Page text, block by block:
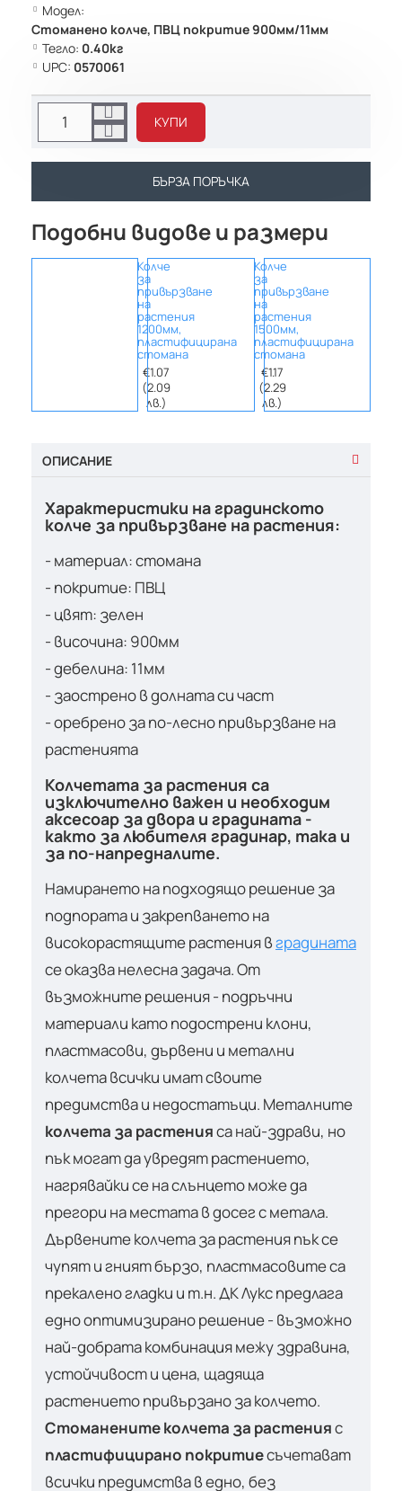
Модел:
Стоманено колче, ПВЦ покритие 900мм/11мм
Тегло: 0.40кг
UPC: 0570061
КУПИ
БЪРЗА ПОРЪЧКА
Подобни видове и размери
Колче
за
привързване
на
растения
1200мм,
пластифицирана
стомана
€1.07
(2.09
лв.)
Колче
за
привързване
на
растения
1500мм,
пластифицирана
стомана
€1.17
(2.29
лв.)
ОПИСАНИЕ
Характеристики на градинското
колче за привързване на растения:
- материал: стомана
- покритие: ПВЦ
- цвят: зелен
- височина: 900мм
- дебелина: 11мм
- заострено в долната си част
- оребрено за по-лесно привързване на
растенията
Колчетата за растения са
изключително важен и необходим
аксесоар за двора и градината -
както за любителя градинар, така и
за по-напредналите.
Намирането на подходящо решение за
подпората и закрепването на
високорастящите растения вградината
се оказва нелесна задача. От
възможните решения - подръчни
материали като подострени клони,
пластмасови, дървени и метални
колчета всички имат своите
предимства и недостатъци. Металните
колчета за растенияса най-здрави, но
пък могат да увредят растението,
нагрявайки се на слънцето може да
прегори на местата в досег с метала.
Дървените колчета за растения пък се
чупят и гният бързо, пластмасовите са
прекалено гладки и т.н. ДК Лукс предлага
едно оптимизирано решение - възможно
най-добрата комбинация межу здравина,
устойчивост и цена, щадяща
растението привързано за колчето.
Стоманените колчета за растенияс
пластифицирано покритиесъчетават
всички предимства в едно, без